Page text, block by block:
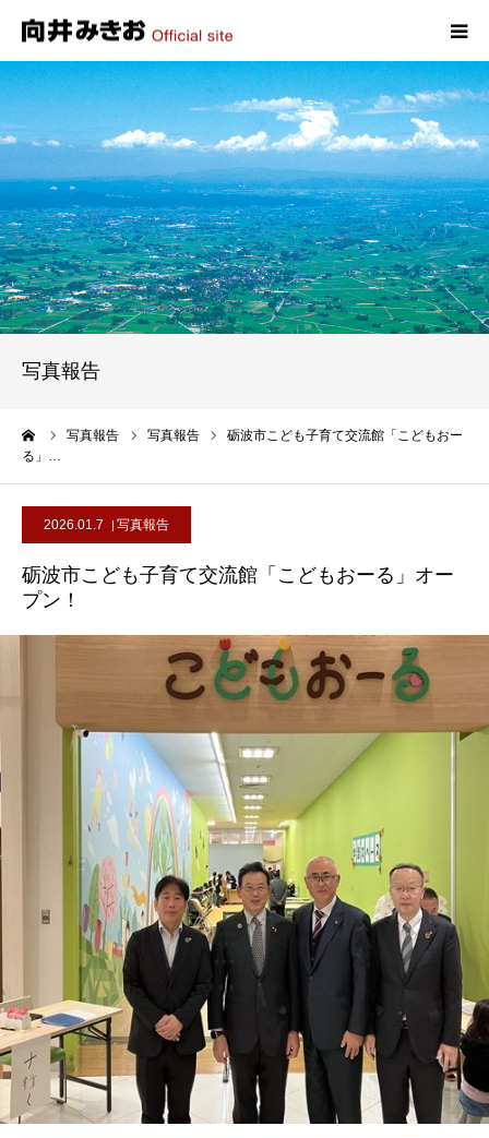
写真報告
写真報告 写真報告
砺波市こども子育て交流館「こどもおー
る」…
2026.01.7 写真報告
砺波市こども子育て交流館「こどもおーる」オー
プン！
HOME
プロフィール
政策
活動報告